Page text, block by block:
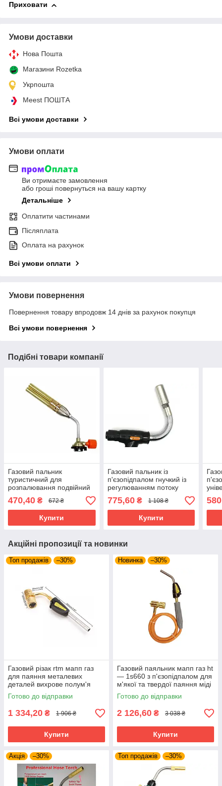
Приховати
Умови доставки
Нова Пошта
Магазини Rozetka
Укрпошта
Meest ПОШТА
Всі умови доставки
Умови оплати
Ви отримаєте замовлення
або гроші повернуться на вашу картку
Детальніше
Оплатити частинами
Післяплата
Оплата на рахунок
Всі умови оплати
Умови повернення
Повернення товару впродовж 14 днів за рахунок покупця
Всі умови повернення
Подібні товари компанії
Газовий пальник
туристичний для
розпалювання подвійний
із п'єзозапалюванням під
усі типи балонів
470,40 ₴ 672 ₴
Купити
Газовий пальник із
п'єзопідпалом гнучкий із
регулюванням потоку
повітря чорний під газовий
балончик
775,60₴ 1 108 ₴
Купити
Акційні пропозиції та новинки
Топ продажів –30%
Газовий різак rtm мапп газ
для паяння металевих
деталей вихрове полум'я
Готово до відправки
1 334,20 ₴ 1 906 ₴
Купити
Новинка –30%
Газовий паяльник мапп газ ht
— 1s660 з п'єзопідпалом для
м'якої та твердої паяння міді
латуні бронзи
Готово до відправки
2 126,60 ₴ 3 038 ₴
Купити
Акція –30% Топ продажів –30%